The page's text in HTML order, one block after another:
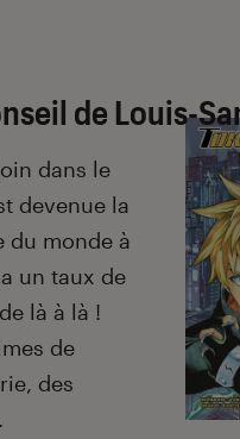
de Louis-
dans le
devenue la
du monde à
un taux de
là à là !
de
des